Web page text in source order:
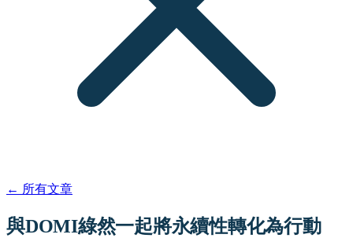
← 所有文章
與DOMI綠然一起將永續性轉化為行動